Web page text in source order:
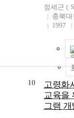
정세근 (
충북
1997
10
고령화
교육을
그램 개